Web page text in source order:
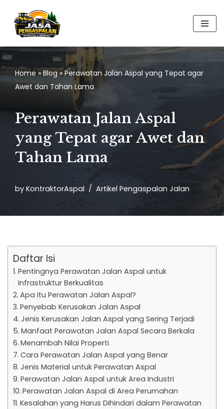
Skip
content
Home» Blog » Perawatan Jalan Aspal yang Tepat agar
Awet dan Tahan Lama
Perawatan Jalan Aspal
yang Tepat agar Awet dan
Tahan Lama
by KontraktorAspal Artikel Pengaspalan Jalan
Daftar Isi
Pentingnya Perawatan Jalan Aspal untuk
Infrastruktur Berkualitas
Apa Itu Perawatan Jalan Aspal?
Penyebab Kerusakan Jalan Aspal
Jenis Kerusakan Jalan Aspal yang Sering Terjadi
Manfaat Perawatan Jalan Aspal Secara Berkala
Menambah Nilai Properti
Cara Perawatan Jalan Aspal yang Benar
Jenis Material untuk Perawatan Aspal
Perawatan Jalan Aspal untuk Area Industri
Perawatan Jalan Aspal di Area Perumahan
Kesalahan yang Harus Dihindari dalam Perawatan